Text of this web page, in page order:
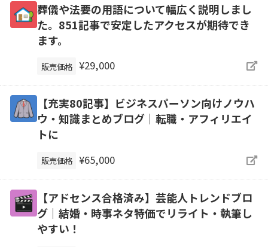
葬儀や法要の用語について幅広く説明しまし
た。851記事で安定したアクセスが期待でき
ます。
販売価格 ¥29,000
【充実80記事】ビジネスパーソン向けノウハ
ウ・知識まとめブログ｜転職・アフィリエイ
トに
販売価格 ¥65,000
【アドセンス合格済み】芸能人トレンドブロ
グ｜結婚・時事ネタ特価でリライト・執筆し
やすい！